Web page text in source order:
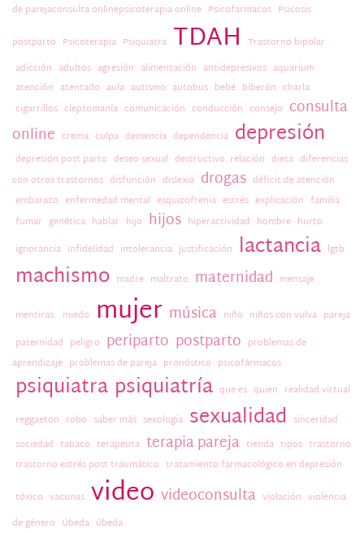
de parejaconsulta onlinepsicoterapia online Psicofarmacos Psicosis
postparto Psicoterapia Psiquiatra TDAH Trastorno bipolar
adicción adultos agresión alimentación antidepresivos aquarium
atención atentado aula autismo autobus bebé biberón charla
cigarrillos cleptomanía comunicación conducción consejo consulta
online crema culpa demencia dependencia depresión
depresión post parto deseo sexual destructivo. relación dieta diferencias
con otros trastornos disfunción dislexia drogas déficit de atención
embarazo enfermedad mental esquizofrenia estrés explicación familia
fumar genética hablar hijo hijos hiperactividad hombre hurto
ignorancia infidelidad intolerancia justificación lactancia lgtb
machismo madre maltrato maternidad mensaje
mentiras. miedo mujer música niño niños con vulva pareja
paternidad peligro periparto postparto problemas de
aprendizaje problemas de pareja pronóstico psicofármacos
psiquiatra psiquiatría que es quien realidad virtual
reggaeton robo saber más sexologia sexualidad sinceridad
sociedad tabaco terapeuta terapia pareja tienda tipos trastorno
trastorno estrés post traumático tratamiento farmacológico en depresión
tóxico vacunas video videoconsulta violación violencia
de género Úbeda úbeda